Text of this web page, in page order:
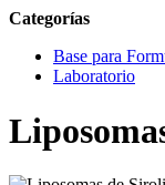
Categorías
Base para
Laboratorio